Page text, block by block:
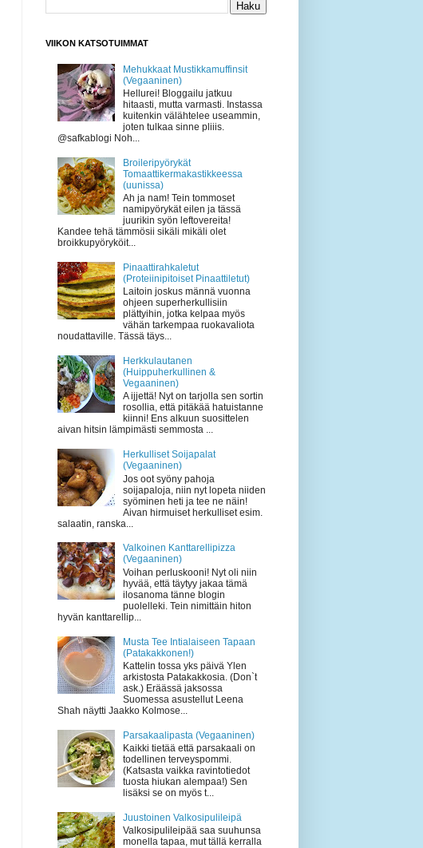
VIIKON KATSOTUIMMAT
Mehukkaat Mustikkamuffinsit
(Vegaaninen)
Hellurei! Bloggailu jatkuu
hitaasti, mutta varmasti. Instassa
kuitenkin välähtelee useammin,
joten tulkaa sinne pliiis.
@safkablogi Noh...
Broileripyörykät
Tomaattikermakastikkeessa
(uunissa)
Ah ja nam! Tein tommoset
namipyörykät eilen ja tässä
juurikin syön leftovereita!
Kandee tehä tämmösii sikäli mikäli olet
broikkupyöryköit...
Pinaattirahkaletut
(Proteiinipitoiset Pinaattiletut)
Laitoin joskus männä vuonna
ohjeen superherkullisiin
plättyihin, jotka kelpaa myös
vähän tarkempaa ruokavaliota
noudattaville. Tässä täys...
Herkkulautanen
(Huippuherkullinen &
Vegaaninen)
A ijjettä! Nyt on tarjolla sen sortin
rosollia, että pitäkää hatuistanne
kiinni! Ens alkuun suosittelen
aivan hitsin lämpimästi semmosta ...
Herkulliset Soijapalat
(Vegaaninen)
Jos oot syöny pahoja
soijapaloja, niin nyt lopeta niiden
syöminen heti ja tee ne näin!
Aivan hirmuiset herkulliset esim.
salaatin, ranska...
Valkoinen Kanttarellipizza
(Vegaaninen)
Voihan perluskooni! Nyt oli niin
hyvää, että täytyy jakaa tämä
ilosanoma tänne blogin
puolelleki. Tein nimittäin hiton
hyvän kanttarellip...
Musta Tee Intialaiseen Tapaan
(Patakakkonen!)
Kattelin tossa yks päivä Ylen
arkistosta Patakakkosia. (Don`t
ask.) Eräässä jaksossa
Suomessa asustellut Leena
Shah näytti Jaakko Kolmose...
Parsakaalipasta (Vegaaninen)
Kaikki tietää että parsakaali on
todellinen terveyspommi.
(Katsasta vaikka ravintotiedot
tuosta hiukan alempaa!) Sen
lisäksi se on myös t...
Juustoinen Valkosipulileipä
Valkosipulileipää saa suuhunsa
monella tapaa, mut tällä kerralla